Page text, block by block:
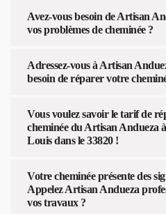
Avez-vous besoin de Artisan
vos problèmes de cheminée ?
Adressez-vous à Artisan
besoin de réparer votre
Vous voulez savoir le tarif de
cheminée du Artisan Andueza
Louis dans le 33820 !
Votre cheminée présente des
Appelez Artisan Andueza
vos travaux ?